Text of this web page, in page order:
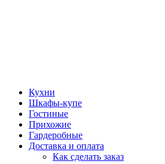
Кухни
Шкафы-купе
Гостиные
Прихожие
Гардеробные
Доставка и оплата
Как сделать заказ